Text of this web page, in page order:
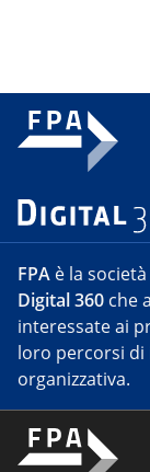
FPA è la
Digital 360 che
interessate ai
loro percorsi di
organizzativa.